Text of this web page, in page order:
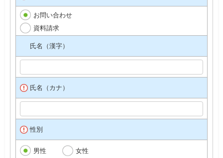
お問い合わせ
資料請求
氏名（漢字）
氏名（カナ）
性別
男性 女性